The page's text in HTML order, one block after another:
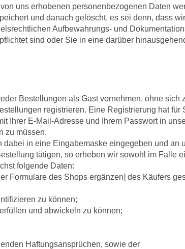
uns erhobenen personenbezogenen Daten
und danach gelöscht, es sei denn, dass
Aufbewahrungs- und
sind oder Sie in eine darüber
Bestellungen als Gast vornehmen, ohne sich
registrieren. Eine Registrierung hat für
Ihrer E-Mail-Adresse und Ihrem Passwort in
zu müssen.
dabei in eine Eingabemaske eingegeben und an
tätigen, so erheben wir sowohl im Falle
folgende Daten:
Formulare des Shops ergänzen] des Käufers
zu können;
und abwickeln zu können;
Haftungsansprüchen, sowie der